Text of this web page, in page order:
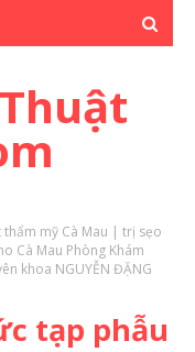
mỹ Cà Mau | trị sẹo
Cà Mau Phòng Khám
khoa NGUYỄN ĐẶNG
tạp phẫu